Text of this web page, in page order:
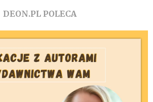
DEON.PL POLECA